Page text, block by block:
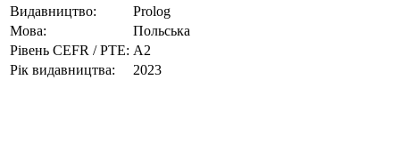
Видавництво:
Prolog
Мова:
Польська
Рівень CEFR / PTE: А2
Рік видавництва:
2023